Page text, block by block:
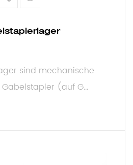
sind mechanische
(auf G...